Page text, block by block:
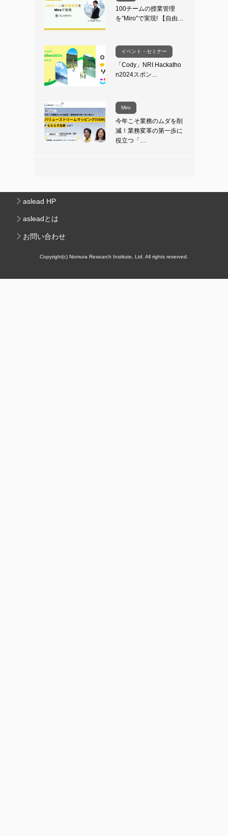
100チームの授業管理
を”Miro”で実現! 【自由…
イベント・セミナー
「Cody」NRI Hackatho
n2024スポン…
Miro
今年こそ業務のムダを削
減！業務変革の第一歩に
役立つ「…
aslead HP
asleadとは
お問い合わせ
Copyright(c) Nomura Research Institute, Ltd. All rights reserved.